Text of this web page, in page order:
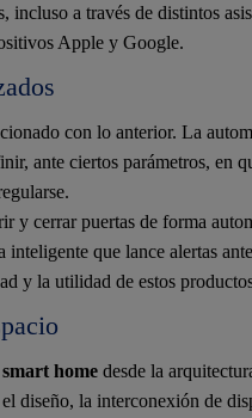
incluso a través de distintos
Apple y Google.
con lo anterior. La
ante ciertos parámetros, en
y cerrar puertas de forma
que lance alertas
y la utilidad de estos
smart home desde la
diseño, la interconexión de